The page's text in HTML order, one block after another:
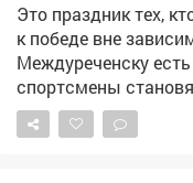
Это праздник тех,
к победе вне
Междуреченску
спортсмены
региона и страны,
международных